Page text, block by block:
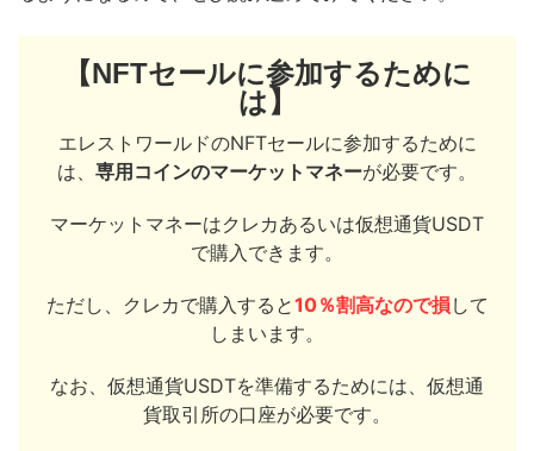
【NFTセールに参加するために
は】
エレストワールドのNFTセールに参加するために
は、 専用コインのマーケットマネーが必要です。
マーケットマネーはクレカあるいは仮想通貨USDT
で購入できます。
ただし、クレカで購入すると10％割高なので損 して
しまいます。
なお、仮想通貨USDTを準備するためには、仮想通
貨取引所の口座が必要です。